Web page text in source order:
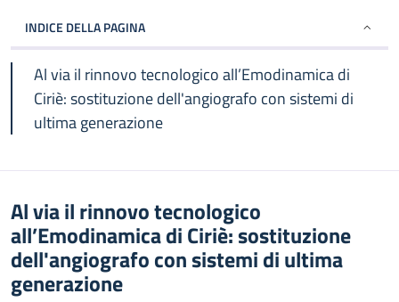
INDICE DELLA PAGINA
Al via il rinnovo tecnologico all’Emodinamica di
Ciriè: sostituzione dell'angiografo con sistemi di
ultima generazione
Al via il rinnovo tecnologico
all’Emodinamica di Ciriè: sostituzione
dell'angiografo con sistemi di ultima
generazione